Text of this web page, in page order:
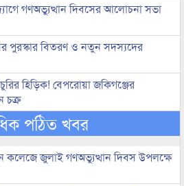
গণঅভ্যুত্থান দিবসের আলোচনা সভা
পুরস্কার বিতরণ ও নতুন সদস্যদের
হিড়িক! বেপরোয়া জকিগঞ্জের
চক্র
পঠিত খবর
কলেজে জুলাই গণঅভ্যুত্থান দিবস উপলক্ষে